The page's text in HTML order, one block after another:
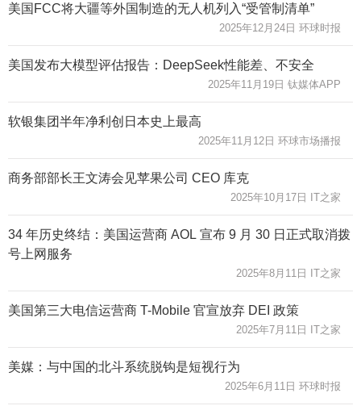
美国FCC将大疆等外国制造的无人机列入“受管制清单”
2025年12月24日 环球时报
美国发布大模型评估报告：DeepSeek性能差、不安全
2025年11月19日 钛媒体APP
软银集团半年净利创日本史上最高
2025年11月12日 环球市场播报
商务部部长王文涛会见苹果公司 CEO 库克
2025年10月17日 IT之家
34 年历史终结：美国运营商 AOL 宣布 9 月 30 日正式取消拨
号上网服务
2025年8月11日 IT之家
美国第三大电信运营商 T-Mobile 官宣放弃 DEI 政策
2025年7月11日 IT之家
美媒：与中国的北斗系统脱钩是短视行为
2025年6月11日 环球时报